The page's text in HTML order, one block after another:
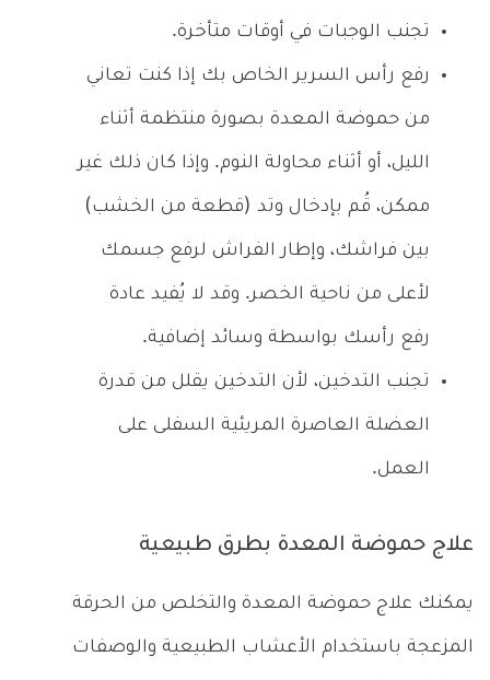
تجنب الوجبات في أوقات متأخرة.
رفع رأس السرير الخاص بك إذا كنت تعاني
من حموضة المعدة بصورة منتظمة أثناء
الليل، أو أثناء محاولة النوم. وإذا كان ذلك غير
ممكن، قُم بإدخال وتد (قطعة من الخشب)
بين فراشك، وإطار الفراش لرفع جسمك
لأعلى من ناحية الخصر. وقد لا يُفيد عادة
رفع رأسك بواسطة وسائد إضافية.
تجنب التدخين، لأن التدخين يقلل من قدرة
العضلة العاصرة المريئية السفلى على
العمل.
علاج حموضة المعدة بطرق طبيعية
يمكنك علاج حموضة المعدة والتخلص من الحرقة
المزعجة باستخدام الأعشاب الطبيعية والوصفات